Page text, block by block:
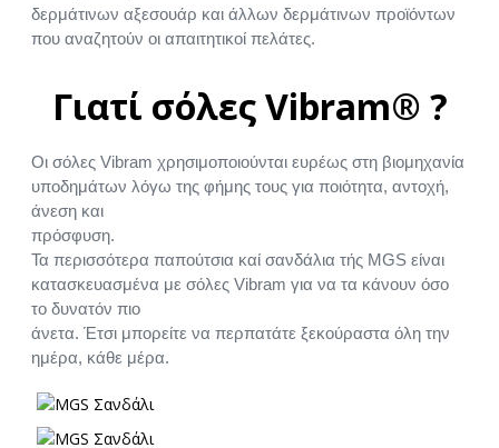
δερμάτινων αξεσουάρ και άλλων δερμάτινων προϊόντων
που αναζητούν οι απαιτητικοί πελάτες.
Γιατί σόλες Vibram® ?
Οι σόλες Vibram χρησιμοποιούνται ευρέως στη βιομηχανία
υποδημάτων λόγω της φήμης τους για ποιότητα, αντοχή,
άνεση και
πρόσφυση.
Τα περισσότερα παπούτσια καί σανδάλια τής MGS είναι
κατασκευασμένα με σόλες Vibram για να τα κάνουν όσο
το δυνατόν πιο
άνετα. Έτσι μπορείτε να περπατάτε ξεκούραστα όλη την
ημέρα, κάθε μέρα.